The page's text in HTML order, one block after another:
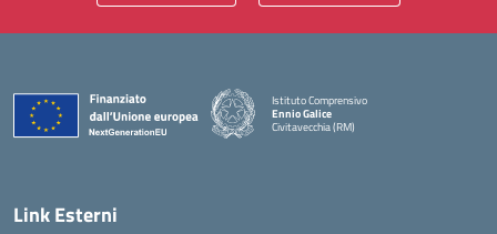
Istituto Comprensivo
Ennio Galice
Civitavecchia (RM)
Link Esterni